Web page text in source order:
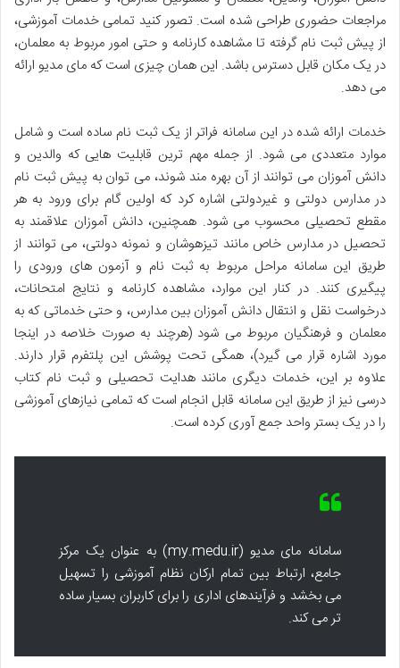
مراجعات حضوری طراحی شده است. تصور کنید تمامی خدمات آموزشی،
از پیش ثبت نام گرفته تا مشاهده کارنامه و حتی امور مربوط به معلمان،
در یک مکان قابل دسترس باشد. این همان چیزی است که مای مدیو ارائه
می دهد.
خدمات ارائه شده در این سامانه فراتر از یک ثبت نام ساده است و شامل
موارد متعددی می شود. از جمله مهم ترین قابلیت هایی که والدین و
دانش آموزان می توانند از آن بهره مند شوند، می توان به پیش ثبت نام
در مدارس دولتی و غیردولتی اشاره کرد که اولین گام برای ورود به هر
مقطع تحصیلی محسوب می شود. همچنین، دانش آموزان علاقمند به
تحصیل در مدارس خاص مانند تیزهوشان و نمونه دولتی، می توانند از
طریق این سامانه مراحل مربوط به ثبت نام و آزمون های ورودی را
پیگیری کنند. در کنار این موارد، مشاهده کارنامه و نتایج امتحانات،
درخواست نقل و انتقال دانش آموزان بین مدارس، و حتی خدماتی که به
معلمان و فرهنگیان مربوط می شود (هرچند به صورت خلاصه در اینجا
مورد اشاره قرار می گیرد)، همگی تحت پوشش این پلتفرم قرار دارند.
علاوه بر این، خدمات دیگری مانند هدایت تحصیلی و ثبت نام کتاب
درسی نیز از طریق این سامانه قابل انجام است که تمامی نیازهای آموزشی
را در یک بستر واحد جمع آوری کرده است.
سامانه مای مدیو (my.medu.ir) به عنوان یک مرکز
جامع، ارتباط بین تمام ارکان نظام آموزشی را تسهیل
می بخشد و فرآیندهای اداری را برای کاربران بسیار ساده
تر می کند.